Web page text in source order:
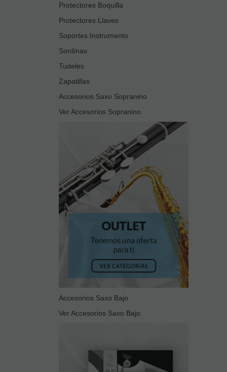
Protectores Boquilla
Protectores Llaves
Soportes Instrumento
Sordinas
Tudeles
Zapatillas
Accesorios Saxo Sopranino
Ver Accesorios Sopranino
Accesorios Saxo Bajo
Ver Accesorios Saxo Bajo